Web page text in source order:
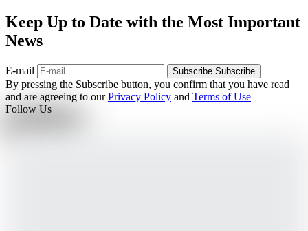
Keep Up to Date with the Most Important
News
E-mail Subscribe Subscribe
By pressing the Subscribe button, you confirm that you have read
and are agreeing to ourPrivacy Policy and Terms of Use
Follow Us